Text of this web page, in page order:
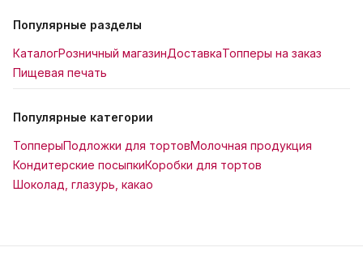
Популярные разделы
КаталогРозничный магазинДоставкаТопперы на заказ
Пищевая печать
Популярные категории
ТопперыПодложки для тортовМолочная продукция
Кондитерские посыпкиКоробки для тортов
Шоколад, глазурь, какао